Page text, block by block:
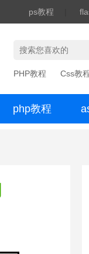
ps教程
PHP教程 Css教
php教程